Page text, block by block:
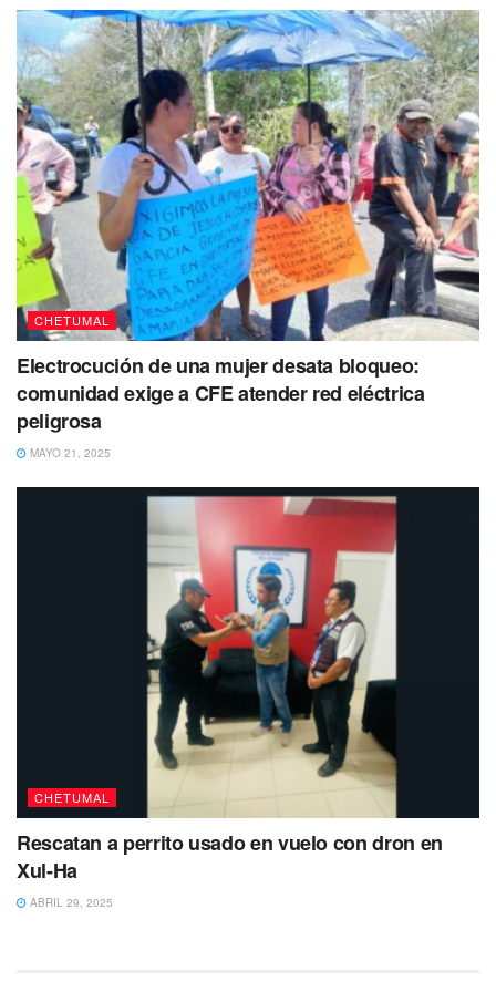
puertas, al cual habían cambiado la pintura, pero que tenía
orden de localización dentro de la carpeta de investigación
por el homicidio señalado.
No dejes de Leer
Tags: Chetumal
CHETUMAL
Electrocución de una mujer desata bloqueo:
comunidad exige a CFE atender red eléctrica
peligrosa
MAYO 21, 2025
CHETUMAL
Rescatan a perrito usado en vuelo con dron en
Xul-Ha
ABRIL 29, 2025